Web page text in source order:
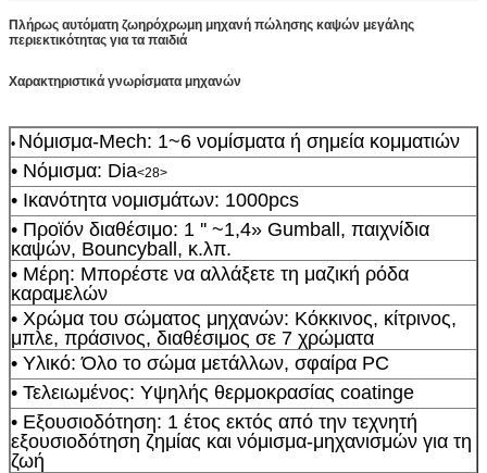
Πλήρως αυτόματη ζωηρόχρωμη μηχανή πώλησης καψών μεγάλης
περιεκτικότητας για τα παιδιά
Χαρακτηριστικά γνωρίσματα μηχανών
• Νόμισμα-Mech: 1~6 νομίσματα ή σημεία κομματιών
• Νόμισμα: Dia<28>
• Ικανότητα νομισμάτων: 1000pcs
• Προϊόν διαθέσιμο: 1 '' ~1,4» Gumball, παιχνίδια
καψών, Bouncyball, κ.λπ.
• Μέρη: Μπορέστε να αλλάξετε τη μαζική ρόδα
καραμελών
• Χρώμα του σώματος μηχανών: Κόκκινος, κίτρινος,
μπλε, πράσινος, διαθέσιμος σε 7 χρώματα
• Υλικό: Όλο το σώμα μετάλλων, σφαίρα PC
• Τελειωμένος: Υψηλής θερμοκρασίας coatinge
• Εξουσιοδότηση: 1 έτος εκτός από την τεχνητή
εξουσιοδότηση ζημίας και νόμισμα-μηχανισμών για τη
ζωή